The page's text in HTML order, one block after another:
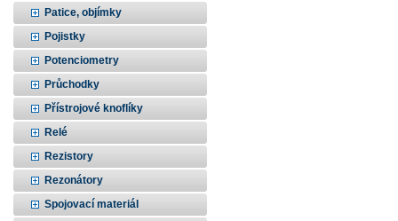
Patice, objímky
Pojistky
Potenciometry
Průchodky
Přístrojové knoflíky
Relé
Rezistory
Rezonátory
Spojovací materiál